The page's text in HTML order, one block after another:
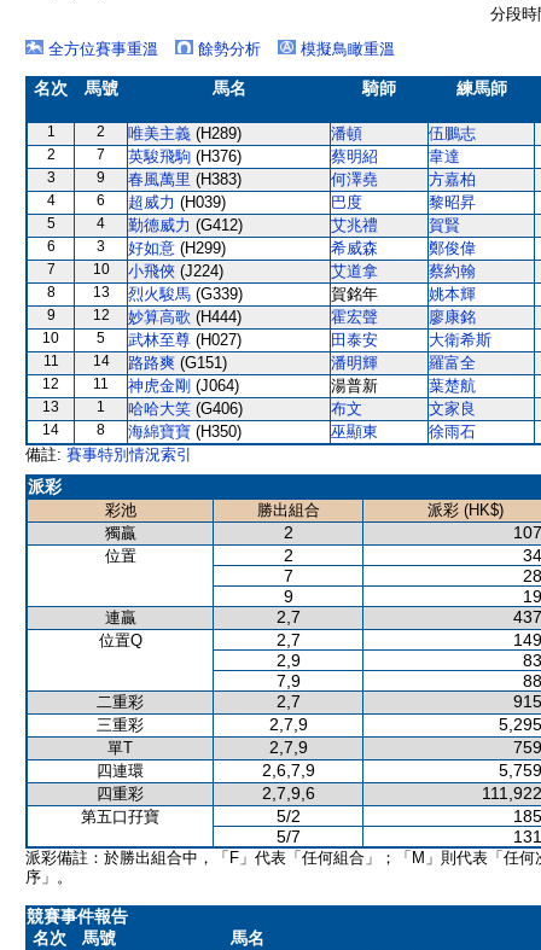
分段
全方位賽事重溫
餘勢分析 模擬鳥瞰重溫
名次 馬號 馬名 騎師 練馬師
1 2 唯美主義 (H289) 潘頓 伍鵬志
2 7 英駿飛駒 (H376) 蔡明紹 韋達
3 9 春風萬里 (H383) 何澤堯 方嘉柏
4 6 超威力 (H039) 巴度 黎昭昇
5 4 勤德威力 (G412) 艾兆禮 賀賢
6 3 好如意 (H299) 希威森 鄭俊偉
7 10 小飛俠 (J224) 艾道拿 蔡約翰
8 13 烈火駿馬 (G339) 賀銘年 姚本輝
9 12 妙算高歌 (H444) 霍宏聲 廖康銘
10 5 武林至尊 (H027) 田泰安 大衛希斯
11 14 路路爽 (G151) 潘明輝 羅富全
12 11 神虎金剛 (J064) 湯普新 葉楚航
13 1 哈哈大笑 (G406) 布文 文家良
14 8 海綿寶寶 (H350) 巫顯東
徐雨石
備註: 賽事特別情況索引
派彩
彩池 勝出組合
派彩 (HK$)
獨贏
2
位置 2
7
9
連贏 2,7
位置Q 2,7
2,9
7,9
二重彩 2,7
三重彩 2,7,9
單T 2,7,9
四連環 2,6,7,9
四重彩 2,7,9,6
第五口孖寶 5/2
5/7
派彩備註：於勝出組合中，「F」代表「任何組合」；「M」則代表「任何
序」。
競賽事件報告
名次
馬號 馬名